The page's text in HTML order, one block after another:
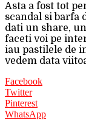
Asta a fost tot
scandal si barfa
dati un share,
faceti voi pe
iau pastilele de
vedem data
Facebook
Twitter
Pinterest
WhatsApp